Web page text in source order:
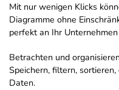
Mit nur wenigen Klicks
Diagramme ohne
perfekt an Ihr
Betrachten und
Speichern, filtern,
Daten.